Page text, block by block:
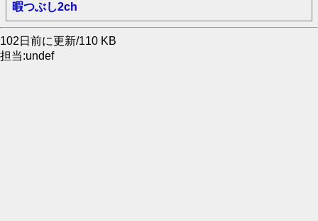
暇つぶし2ch
102日前に更新/110 KB
担当:undef